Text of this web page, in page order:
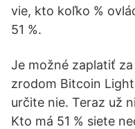
vie, kto koľko %
51 %.
Je možné zaplatiť
zrodom Bitcoin
určite nie. Teraz už
Kto má 51 % siete